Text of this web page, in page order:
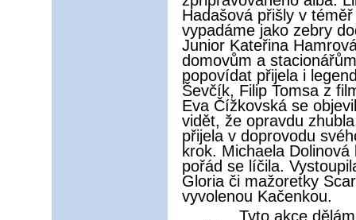
Hadašová přišly v
vypadáme jako zebry
Junior Kateřina
domovům a
popovídat přijela i
Ševčík, Filip Tomsa z
Eva Čížkovská se
vidět, že opravdu
přijela v doprovodu
krok. Michaela
pořád se líčila.
Gloria či mažoretky
vyvolenou Kačenkou.
Tyto akce